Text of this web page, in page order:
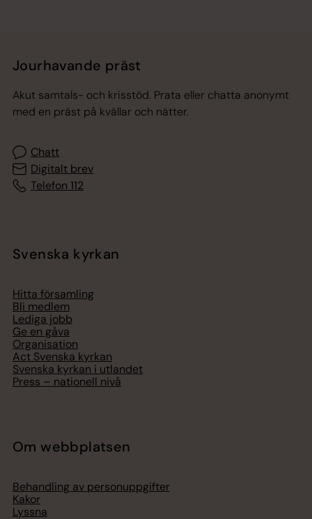
Jourhavande präst
Akut samtals- och krisstöd. Prata eller chatta anonymt
med en präst på kvällar och nätter.
Chatt
Digitalt brev
Telefon 112
Svenska kyrkan
Hitta församling
Bli medlem
Lediga jobb
Ge en gåva
Organisation
Act Svenska kyrkan
Svenska kyrkan i utlandet
Press – nationell nivå
Om webbplatsen
Behandling av personuppgifter
Kakor
Lyssna